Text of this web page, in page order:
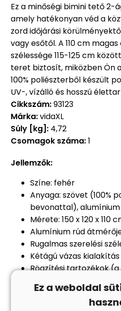
Ez a minőségi bimini tető 2-
amely hatékonyan véd a
zord időjárási
vagy esőtől. A 110 cm
szélessége 115-125 cm
teret biztosít, miközben Ön
100% poliészterből készült
UV-, vízálló és hosszú
Cikkszám:93123
Márka:vidaXL
Súly [kg]: 4,72
Csomagok száma:1
Jellemzők:
Színe: fehér
Anyaga: szövet (100%
bevonattal), alumínium
Mérete: 150 x 120 x 110
Alumínium rúd
Rugalmas szerelési
Kétágú vázas kialakítás
Rögzítési tartozékok
rögzítőanyák és a
minősítésű, 316-os
többi tartozék 304-es
Ez a weboldal